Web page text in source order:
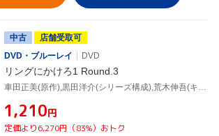
中古
店舗受取可
DVD・ブルーレイ
DVD
リングにかけろ1 Round.3
車田正美(原作),黒田洋介(シリーズ構成),荒木伸吾(キャラクターデザイン),高嶺竜児:森田成一,高嶺菊:田中理恵,剣崎順:置鮎龍太郎,香取石松:草尾毅,志那虎一城:石川英郎
¥1,210円
定価より6,270円（83%）おトク